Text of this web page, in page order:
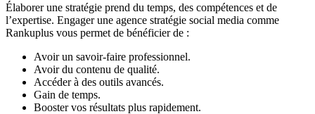
Élaborer une stratégie prend du temps, des compétences et de
l’expertise. Engager une agence stratégie social media comme
Rankuplus vous permet de bénéficier de :
Avoir un savoir-faire professionnel.
Avoir du contenu de qualité.
Accéder à des outils avancés.
Gain de temps.
Booster vos résultats plus rapidement.